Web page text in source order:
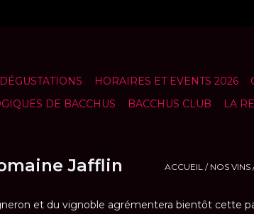
DÉGUSTATIONS HORAIRES ET EVENTS 2026
DE BACCHUS
BACCHUS CLUB LA
Jafflin ACCUEIL / NOS VINS
et du vignoble agrémentera bientôt cette